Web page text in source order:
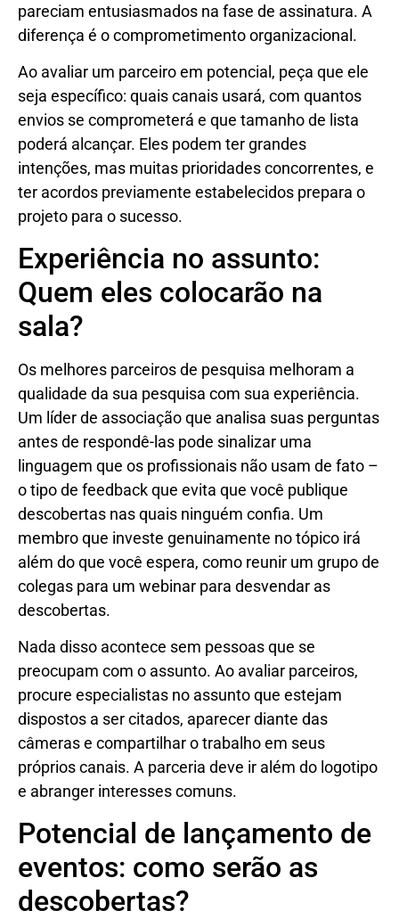
pareciam entusiasmados na fase de assinatura. A
diferença é o comprometimento organizacional.
Ao avaliar um parceiro em potencial, peça que ele
seja específico: quais canais usará, com quantos
envios se comprometerá e que tamanho de lista
poderá alcançar. Eles podem ter grandes
intenções, mas muitas prioridades concorrentes, e
ter acordos previamente estabelecidos prepara o
projeto para o sucesso.
Experiência no assunto:
Quem eles colocarão na
sala?
Os melhores parceiros de pesquisa melhoram a
qualidade da sua pesquisa com sua experiência.
Um líder de associação que analisa suas perguntas
antes de respondê-las pode sinalizar uma
linguagem que os profissionais não usam de fato –
o tipo de feedback que evita que você publique
descobertas nas quais ninguém confia. Um
membro que investe genuinamente no tópico irá
além do que você espera, como reunir um grupo de
colegas para um webinar para desvendar as
descobertas.
Nada disso acontece sem pessoas que se
preocupam com o assunto. Ao avaliar parceiros,
procure especialistas no assunto que estejam
dispostos a ser citados, aparecer diante das
câmeras e compartilhar o trabalho em seus
próprios canais. A parceria deve ir além do logotipo
e abranger interesses comuns.
Potencial de lançamento de
eventos: como serão as
descobertas?